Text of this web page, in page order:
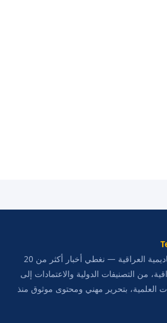
بوابة الأخبار الأكاديمية العراقية — نغطي أخبار أكثر من 20
من التصنيفات الدولية والاعتمادات إلى
العلمية، بتحرير مهني ومحتوى موثوق منذ